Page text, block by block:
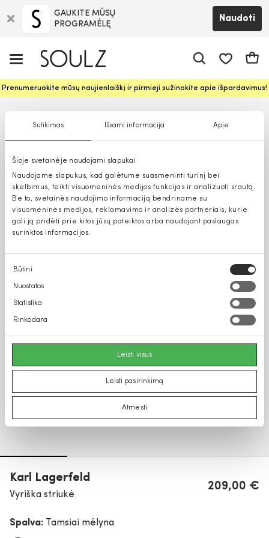
Sutikimas Išsami informacija Apie
Šioje svetainėje naudojami slapukai
Naudojame slapukus, kad galėtume suasmeninti turinį bei
skelbimus, teikti visuomeninės medijos funkcijas ir analizuoti srautą.
Be to, svetainės naudojimo informaciją bendriname su
visuomeninės medijos, reklamavimo ir analizės partneriais, kurie
gali ją pridėti prie kitos jūsų pateiktos arba naudojant paslaugas
surinktos informacijos.
Sutikimo
pasirinkimas
Būtini
Nuostatos
Statistika
Rinkodara
Leisti visus
Leisti pasirinkimą
Atmesti
GAUKITE MŪSŲ
PROGRAMĖLĘ
Naudoti
Prenumeruokite mūsų naujienlaiškį ir pirmieji sužinokite apie išpardavimus!
Karl Lagerfeld
Vyriška striukė
209,00 €
Spalva: Tamsiai mėlyna